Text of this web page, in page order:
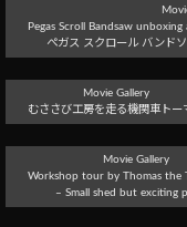
Pegas Scroll Bandsaw
ぺガス スクロール バンド
Movie Gallery
むささび工房を走る機関車トー
Movie Gallery
Workshop tour by Thomas the
– Small shed but exciting